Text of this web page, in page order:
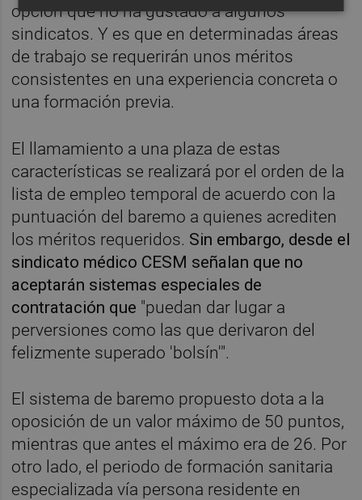
opción que no ha gustado a algunos
sindicatos. Y es que en determinadas áreas
de trabajo se requerirán unos méritos
consistentes en una experiencia concreta o
una formación previa.
El llamamiento a una plaza de estas
características se realizará por el orden de la
lista de empleo temporal de acuerdo con la
puntuación del baremo a quienes acrediten
los méritos requeridos. Sin embargo, desde el
sindicato médico CESM señalan que no
aceptarán sistemas especiales de
contratación que "puedan dar lugar a
perversiones como las que derivaron del
felizmente superado 'bolsín'".
El sistema de baremo propuesto dota a la
oposición de un valor máximo de 50 puntos,
mientras que antes el máximo era de 26. Por
otro lado, el periodo de formación sanitaria
especializada vía persona residente en